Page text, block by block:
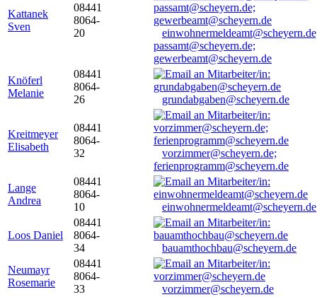
Kattanek
Sven
08441
8064-
20
passamt@scheyern.de;
gewerbeamt@scheyern.de
Knöferl
Melanie
08441
8064-
26
grundabgaben@scheyern.de
Kreitmeyer
Elisabeth
08441
8064-
32
vorzimmer@scheyern.de;
ferienprogramm@scheyern.de
Lange
Andrea
08441
8064-
10
einwohnermeldeamt@scheyern.de
Loos Daniel
08441
8064-
34
bauamthochbau@scheyern.de
Neumayr
Rosemarie
08441
8064-
33
vorzimmer@scheyern.de